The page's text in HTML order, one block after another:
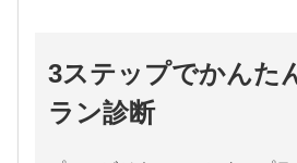
3ステップでかんた
ラン診断